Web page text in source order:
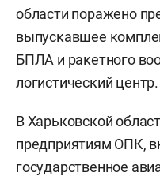
области поражено
выпускавшее
БПЛА и ракетного
логистический центр.
В Харьковской
предприятиям ОПК,
государственное